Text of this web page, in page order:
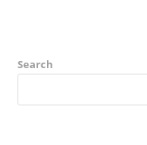
Search